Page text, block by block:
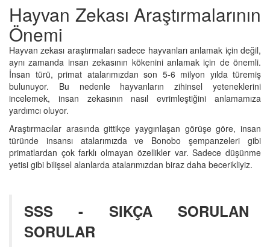
Hayvan Zekası Araştırmalarının
Önemi
Hayvan zekası araştırmaları sadece hayvanları anlamak için değil,
aynı zamanda insan zekasının kökenini anlamak için de önemli.
İnsan türü, primat atalarımızdan son 5-6 milyon yılda türemiş
bulunuyor. Bu nedenle hayvanların zihinsel yeteneklerini
incelemek, insan zekasının nasıl evrimleştiğini anlamamıza
yardımcı oluyor.
Araştırmacılar arasında gittikçe yaygınlaşan görüşe göre, insan
türünde insansı atalarımızda ve Bonobo şempanzeleri gibi
primatlardan çok farklı olmayan özellikler var. Sadece düşünme
yetisi gibi bilişsel alanlarda atalarımızdan biraz daha becerikliyiz.
SSS - SIKÇA SORULAN
SORULAR